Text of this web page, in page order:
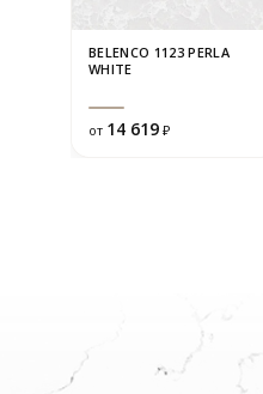
BELENCO 1123 PERLA
WHITE
от 14 619 ₽